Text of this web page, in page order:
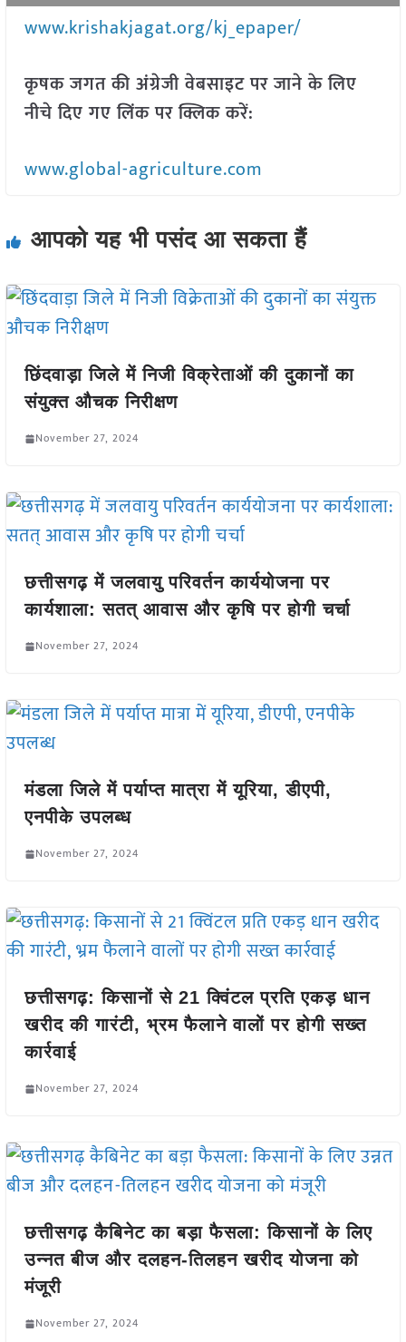
www.krishakjagat.org/kj_epaper/
कृषक जगत की अंग्रेजी वेबसाइट पर जाने के लिए
नीचे दिए गए लिंक पर क्लिक करें:
www.global-agriculture.com
आपको यह भी पसंद आ सकता हैं
छिंदवाड़ा जिले में निजी विक्रेताओं की दुकानों का
संयुक्त औचक निरीक्षण
November 27, 2024
छत्तीसगढ़ में जलवायु परिवर्तन कार्ययोजना पर
कार्यशाला: सतत् आवास और कृषि पर होगी चर्चा
November 27, 2024
मंडला जिले में पर्याप्त मात्रा में यूरिया, डीएपी,
एनपीके उपलब्ध
November 27, 2024
छत्तीसगढ़: किसानों से 21 क्विंटल प्रति एकड़ धान
खरीद की गारंटी, भ्रम फैलाने वालों पर होगी सख्त
कार्रवाई
November 27, 2024
छत्तीसगढ़ कैबिनेट का बड़ा फैसला: किसानों के लिए
उन्नत बीज और दलहन-तिलहन खरीद योजना को
मंजूरी
November 27, 2024